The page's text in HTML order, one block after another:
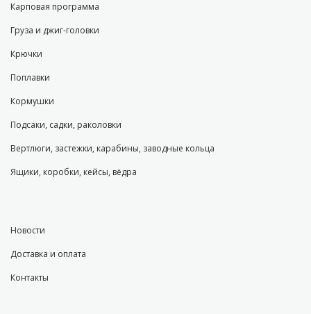
Карповая программа
Груза и джиг-головки
Крючки
Поплавки
Кормушки
Подсаки, садки, раколовки
Вертлюги, застежки, карабины, заводные кольца
Ящики, коробки, кейсы, вёдра
Новости
Доставка и оплата
Контакты